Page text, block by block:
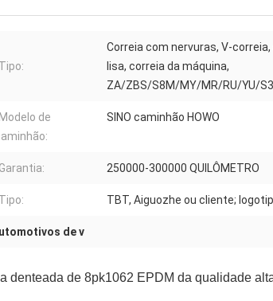
Tipo:
Correia com nervuras, V-
lisa, correia da máquina,
ZA/ZBS/S8M/MY/MR/RU/YU/
Modelo de
SINO caminhão HOWO
Garantia: 250000-300000 QUILÔMETRO
Tipo: TBT, Aiguozhe ou cliente;
de v
denteada de 8pk1062 EPDM da qualidade